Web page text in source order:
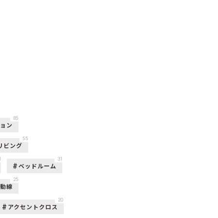
ン
85
ビング
55
ベッドルーム
31
線
25
アクセントクロス
20